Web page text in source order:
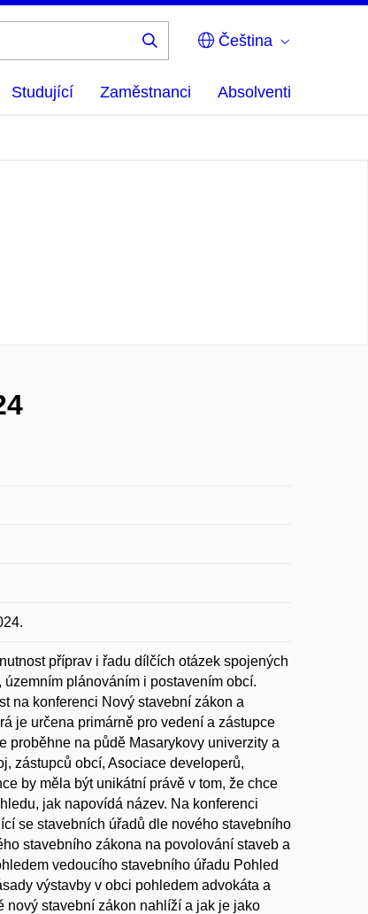
Čeština
Studující Zaměstnanci Absolventi
příprav i řadu dílčích otázek spojených
plánováním i postavením obcí.
na konferenci Nový stavební zákon a
je určena primárně pro vedení a zástupce
proběhne na půdě Masarykovy univerzity a
zástupců obcí, Asociace developerů,
by měla být unikátní právě v tom, že chce
jak napovídá název. Na konferenci
se stavebních úřadů dle nového stavebního
stavebního zákona na povolování staveb a
vedoucího stavebního úřadu Pohled
výstavby v obci pohledem advokáta a
nový stavební zákon nahlíží a jak je jako